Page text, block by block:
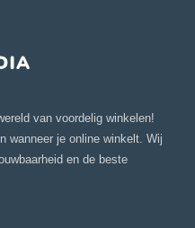
van voordelig winkelen!
wanneer je online winkelt. Wij
en de beste